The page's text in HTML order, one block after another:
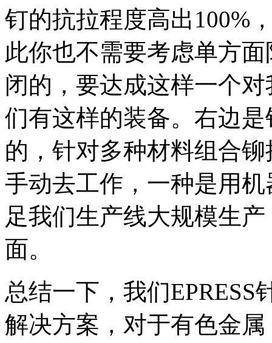
钉的抗拉程度高出100%
此你也不需要考虑单方
闭的，要达成这样一个
们有这样的装备。右边
的，针对多种材料组合
手动去工作，一种是用
足我们生产线大规模生
面。
总结一下，我们EPRESS
解决方案，对于有色金